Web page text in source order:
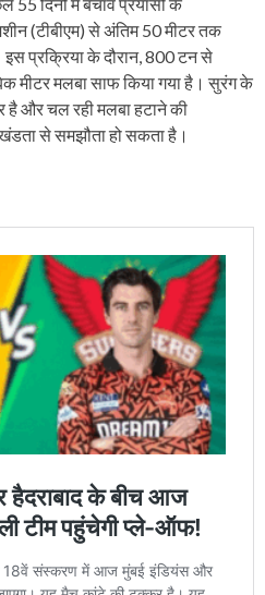
(टीबीएम) से अंतिम 50 मीटर तक
इस प्रक्रिया के दौरान, 800 टन से
मीटर मलबा साफ किया गया है। सुरंग के
और चल रही मलबा हटाने की
से समझौता हो सकता है।